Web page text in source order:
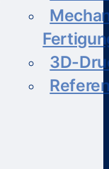
3D-